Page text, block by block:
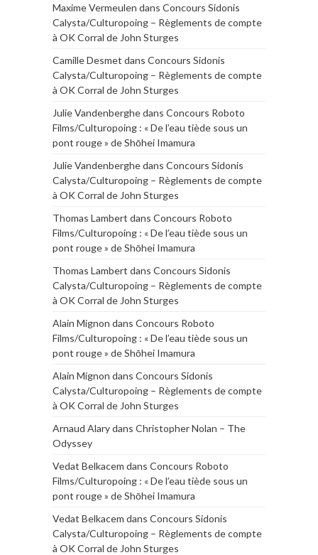
Maxime Vermeulen dans Concours Sidonis
Calysta/Culturopoing – Règlements de compte
à OK Corral de John Sturges
Camille Desmet dans Concours Sidonis
Calysta/Culturopoing – Règlements de compte
à OK Corral de John Sturges
Julie Vandenberghedans Concours Roboto
Films/Culturopoing : « De l’eau tiède sous un
pont rouge » de Shōhei Imamura
Julie Vandenberghedans Concours Sidonis
Calysta/Culturopoing – Règlements de compte
à OK Corral de John Sturges
Thomas Lambert dans Concours Roboto
Films/Culturopoing : « De l’eau tiède sous un
pont rouge » de Shōhei Imamura
Thomas Lambert dans Concours Sidonis
Calysta/Culturopoing – Règlements de compte
à OK Corral de John Sturges
Alain Mignon dans Concours Roboto
Films/Culturopoing : « De l’eau tiède sous un
pont rouge » de Shōhei Imamura
Alain Mignon dans Concours Sidonis
Calysta/Culturopoing – Règlements de compte
à OK Corral de John Sturges
Arnaud Alarydans Christopher Nolan – The
Odyssey
Vedat Belkacem dans Concours Roboto
Films/Culturopoing : « De l’eau tiède sous un
pont rouge » de Shōhei Imamura
Vedat Belkacem dans Concours Sidonis
Calysta/Culturopoing – Règlements de compte
à OK Corral de John Sturges